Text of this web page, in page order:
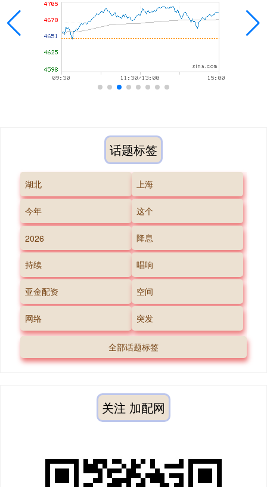
话题标签
湖北 上海
今年 这个
2026 降息
持续 唱响
亚金配资 空间
网络 突发
全部话题标签
关注 加配网